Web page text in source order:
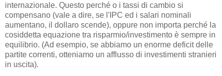
internazionale. Questo perché o i tassi di cambio si
compensano (vale a dire, se l'IPC ed i salari nominali
aumentano, il dollaro scende), oppure non importa perché la
cosiddetta equazione tra risparmio/investimento è sempre in
equilibrio. (Ad esempio, se abbiamo un enorme deficit delle
partite correnti, otteniamo un afflusso di investimenti stranieri
in uscita).